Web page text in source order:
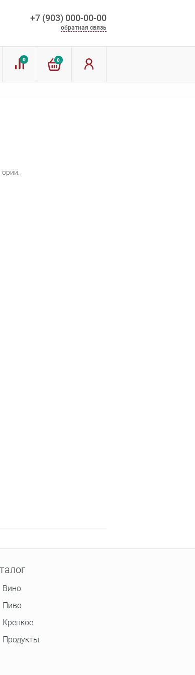
+7 (903) 000-00-00
обратная связь
0 0
Вино
Пиво
Крепкое
Продукты